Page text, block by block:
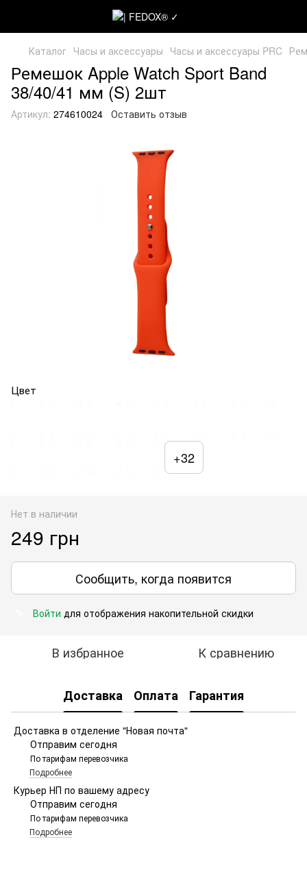
Каталог Часы и аксессуары Часы и аксессуары PRC
Ремешок Apple Watch Sport Band
38/40/41 мм (S) 2шт
Артикул: 274610024 Оставить отзыв
Цвет
+32
Нет в наличии
249 грн
Сообщить, когда появится
Войти для отображения накопительной скидки
В избранное К сравнению
Доставка Оплата Гарантия
Доставка в отделение "Новая почта"
Отправим сегодня
По тарифам перевозчика
Подробнее
Курьер НП по вашему адресу
Отправим сегодня
По тарифам перевозчика
Подробнее